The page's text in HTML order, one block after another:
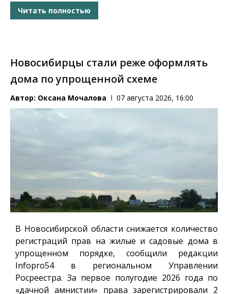
Читать полностью
Новосибирцы стали реже оформлять
дома по упрощенной схеме
Автор: Оксана Мочалова 07 августа 2026, 16:00
В Новосибирской области снижается количество
регистраций прав на жилые и садовые дома в
упрощенном порядке, сообщили редакции
Infopro54в региональном Управлении
Росреестра. За первое полугодие 2026 года по
«дачной амнистии» права зарегистрировали 2